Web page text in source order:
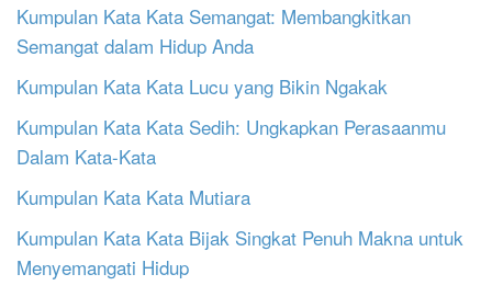
Kumpulan Kata Kata Semangat: Membangkitkan
Semangat dalam Hidup Anda
Kumpulan Kata Kata Lucu yang Bikin Ngakak
Kumpulan Kata Kata Sedih: Ungkapkan Perasaanmu
Dalam Kata-Kata
Kumpulan Kata Kata Mutiara
Kumpulan Kata Kata Bijak Singkat Penuh Makna untuk
Menyemangati Hidup